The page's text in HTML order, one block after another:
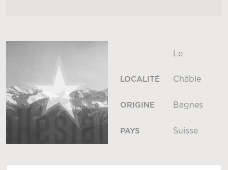
LOCALITÉ
Le
Châble
ORIGINE Bagnes
PAYS Suisse